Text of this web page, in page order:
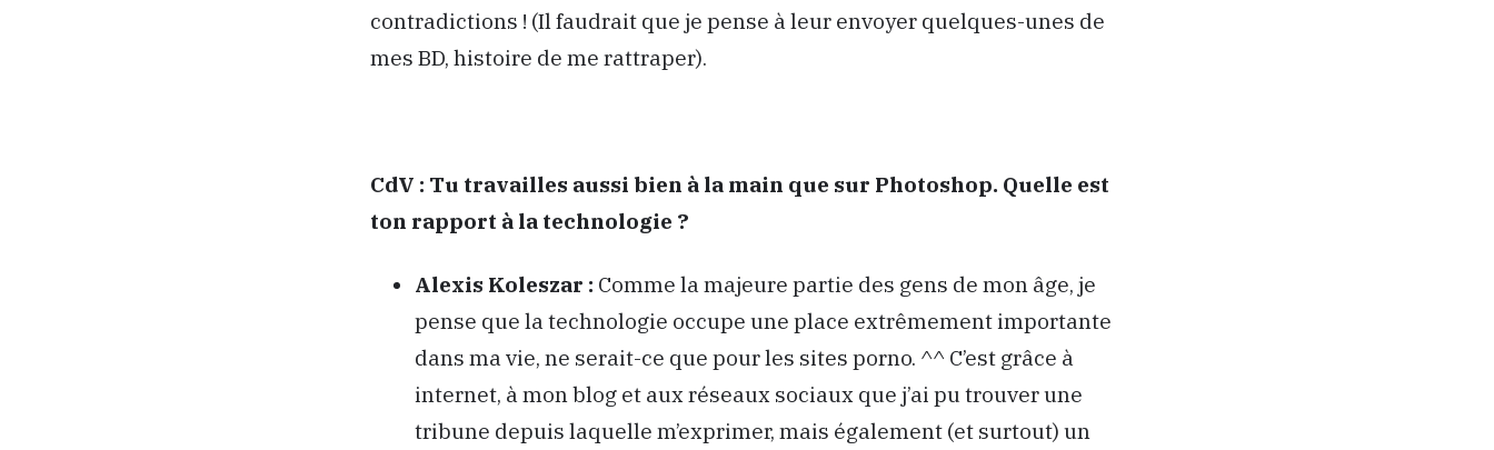
contradictions ! (Il faudrait que je pense à leur envoyer quelques-unes de
mes BD, histoire de me rattraper).
CdV : Tu travailles aussi bien à la main que sur Photoshop. Quelle est
ton rapport à la technologie ?
Alexis Koleszar : Comme la majeure partie des gens de mon âge, je
pense que la technologie occupe une place extrêmement importante
dans ma vie, ne serait-ce que pour les sites porno. ^^ C’est grâce à
internet, à mon blog et aux réseaux sociaux que j’ai pu trouver une
tribune depuis laquelle m’exprimer, mais également (et surtout) un